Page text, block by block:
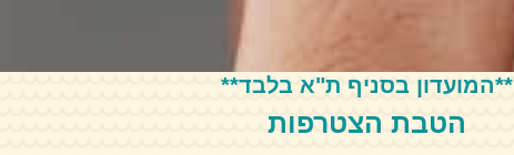
**המועדון בסניף ת"א בלבד**
הטבת הצטרפות